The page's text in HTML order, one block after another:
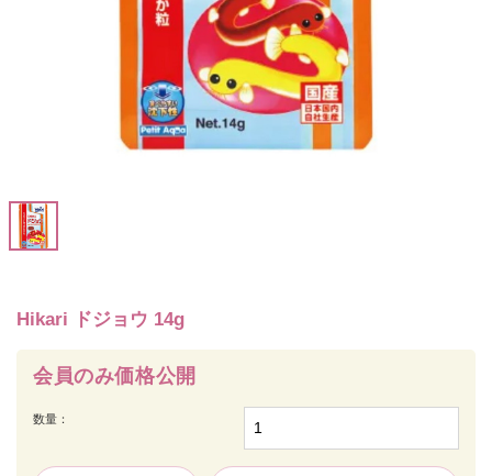
Hikari ドジョウ 14g
会員のみ価格公開
数量：